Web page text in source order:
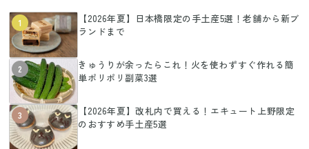
1
【2026年夏】日本橋限定の手土産5選！老舗から新ブ
ランドまで
2
きゅうりが余ったらこれ！火を使わずすぐ作れる簡
単ポリポリ副菜3選
3
【2026年夏】改札内で買える！エキュート上野限定
のおすすめ手土産5選